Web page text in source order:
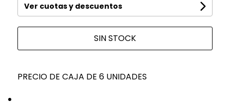
Ver cuotas y descuentos
SIN STOCK
PRECIO DE CAJA DE 6 UNIDADES